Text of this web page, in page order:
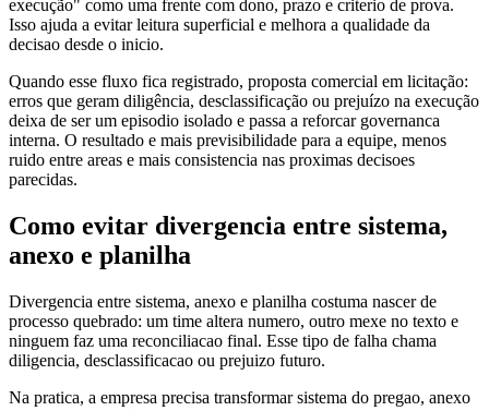
execução" como uma frente com dono, prazo e criterio de prova.
Isso ajuda a evitar leitura superficial e melhora a qualidade da
decisao desde o inicio.
Quando esse fluxo fica registrado, proposta comercial em licitação:
erros que geram diligência, desclassificação ou prejuízo na execução
deixa de ser um episodio isolado e passa a reforcar governanca
interna. O resultado e mais previsibilidade para a equipe, menos
ruido entre areas e mais consistencia nas proximas decisoes
parecidas.
Como evitar divergencia entre sistema,
anexo e planilha
Divergencia entre sistema, anexo e planilha costuma nascer de
processo quebrado: um time altera numero, outro mexe no texto e
ninguem faz uma reconciliacao final. Esse tipo de falha chama
diligencia, desclassificacao ou prejuizo futuro.
Na pratica, a empresa precisa transformar sistema do pregao, anexo